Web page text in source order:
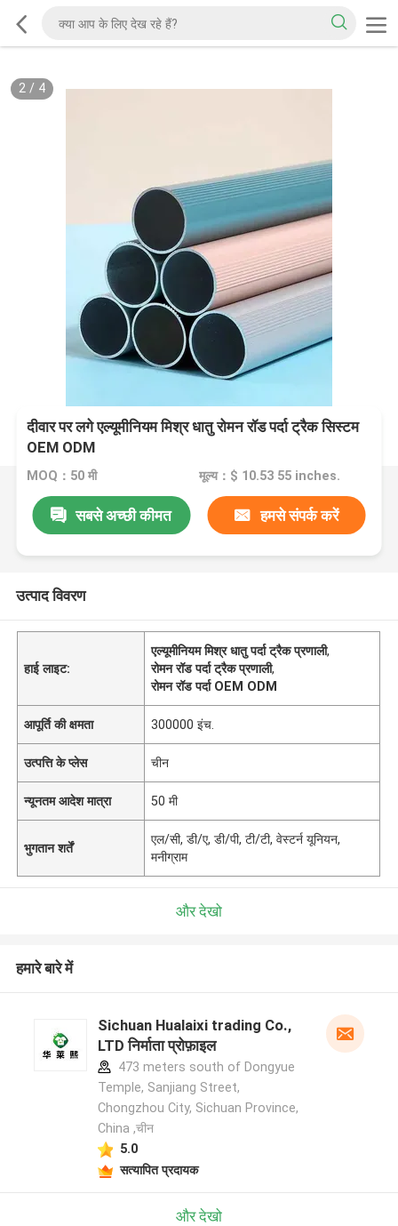
2/ 4
दीवार पर लगे एल्यूमीनियम मिश्र धातु रोमन रॉड पर्दा ट्रैक सिस्टम
OEM ODM
MOQ：50 मी मूल्य：$ 10.53 55 inches.
सबसे अच्छी कीमत हमसे संपर्क करें
उत्पाद विवरण
हाई लाइट:
एल्यूमीनियम मिश्र धातु पर्दा ट्रैक प्रणाली,
रोमन रॉड पर्दा ट्रैक प्रणाली,
रोमन रॉड पर्दा OEM ODM
आपूर्ति की क्षमता 300000 इंच.
उत्पत्ति के प्लेस चीन
न्यूनतम आदेश मात्रा 50 मी
भुगतान शर्तें
एल/सी, डी/ए, डी/पी, टी/टी, वेस्टर्न यूनियन,
मनीग्राम
और देखो
हमारे बारे में
Sichuan Hualaixi trading Co.,
LTD निर्माता प्रोफ़ाइल
473 meters south of Dongyue
Temple, Sanjiang Street,
Chongzhou City, Sichuan Province,
China ,चीन
5.0
सत्यापित प्रदायक
और देखो